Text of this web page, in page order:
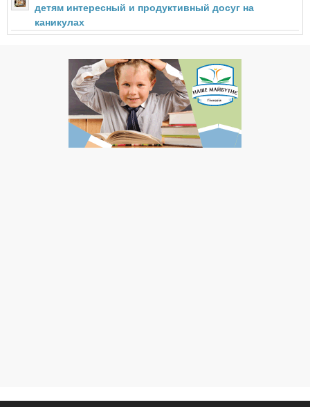
детям интересный и продуктивный досуг на
каникулах